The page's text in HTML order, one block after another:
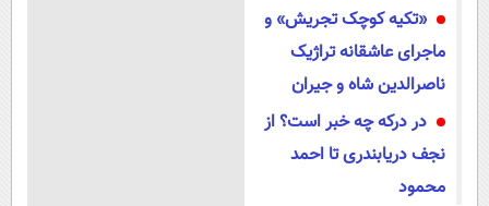
«تکیه کوچک تجریش» و
ماجرای عاشقانه تراژیک
ناصرالدین شاه و جیران
در درکه چه خبر است؟ از
نجف دریابندری تا احمد
محمود